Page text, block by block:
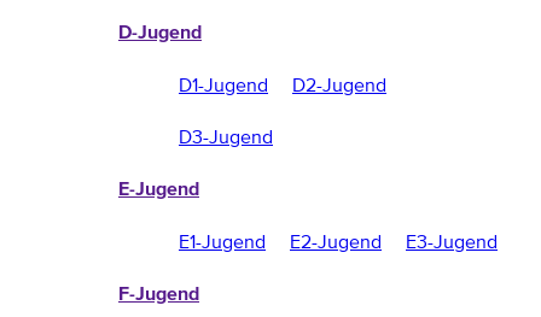
D-Jugend
D1-Jugend
D2-Jugend
D3-Jugend
E-Jugend
E1-Jugend E2-Jugend E3-Jugend
F-Jugend